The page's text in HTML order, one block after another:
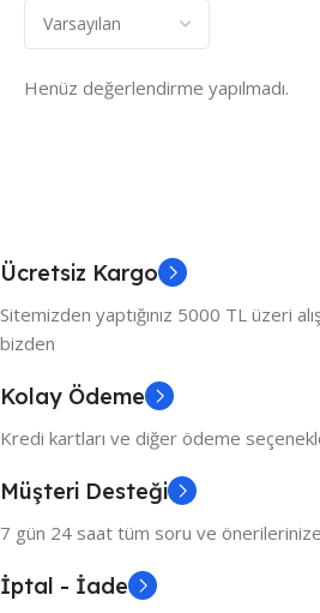
Henüz değerlendirme yapılmadı.
Ücretsiz Kargo
Sitemizden yaptığınız 5000 TL üzeri
bizden
Kolay Ödeme
Kredi kartları ve diğer ödeme
Müşteri Desteği
7 gün 24 saat tüm soru ve
İptal - İade